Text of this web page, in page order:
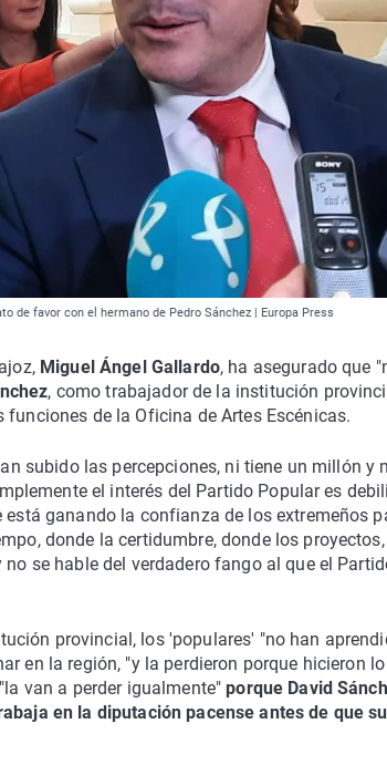
de favor con el hermano de Pedro Sánchez | Europa Press
Miguel Ángel Gallardo, ha asegurado que
, como trabajador de la institución
funciones de la Oficina de Artes Escénicas.
subido las percepciones, ni tiene un millón y
el interés del Partido Popular es
ganando la confianza de los extremeños
donde la certidumbre, donde los
se hable del verdadero fango al que el
provincial, los 'populares' "no han
en la región, "y la perdieron porque hicieron
van a perder igualmente"porque David
en la diputación pacense antes de que